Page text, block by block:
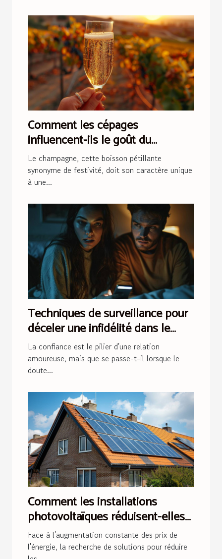
Comment les cépages
influencent-ils le goût du
champagne ?
Le champagne, cette boisson pétillante
synonyme de festivité, doit son caractère unique
à une...
Techniques de surveillance pour
déceler une infidélité dans le
couple
La confiance est le pilier d'une relation
amoureuse, mais que se passe-t-il lorsque le
doute...
Comment les installations
photovoltaïques réduisent-elles
les factures d'énergie ?
Face à l'augmentation constante des prix de
l'énergie, la recherche de solutions pour réduire